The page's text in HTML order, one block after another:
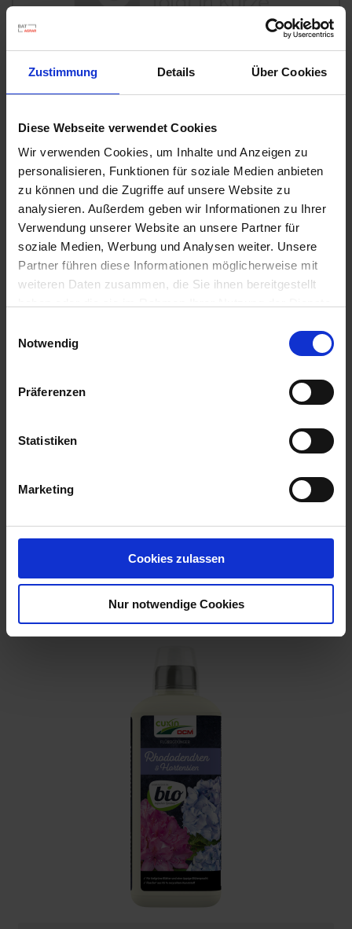
Zustimmung Details Über Cookies
Diese Webseite verwendet Cookies
Wir verwenden Cookies, um Inhalte und Anzeigen zu
personalisieren, Funktionen für soziale Medien anbieten
zu können und die Zugriffe auf unsere Website zu
analysieren. Außerdem geben wir Informationen zu Ihrer
Verwendung unserer Website an unsere Partner für
soziale Medien, Werbung und Analysen weiter. Unsere
Partner führen diese Informationen möglicherweise mit
weiteren Daten zusammen, die Sie ihnen bereitgestellt
Notwendig
Präferenzen
Statistiken
Marketing
Cookies zulassen
Nur notwendige Cookies
Substral Herbst-Rasendünger
Artikel-Nr.: 7000790-06-cfg
Ähnliche Produkte
Flüssigdünger Rosen 800 ml
Artikel-Nr.: 7001222-01